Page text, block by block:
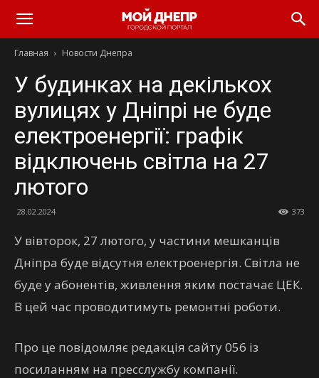
Главная Новости Днепра
У будинках на декількох
вулицях у Дніпрі не буде
електроенергії: графік
відключень світла на 27
лютого
28.02.2024 373
У вівторок, 27 лютого, у частини мешканців
Дніпра буде відсутня електроенергія. Світла не
буде у абонентів, живлення яким постачає ЦЕК.
В цей час проводитимуть ремонтні роботи.
Про це повідомляє редакція сайту 056 із
посиланням на пресслужбу компанії.